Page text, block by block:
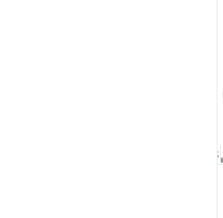
qui dévorez l’héritage
Réflexions